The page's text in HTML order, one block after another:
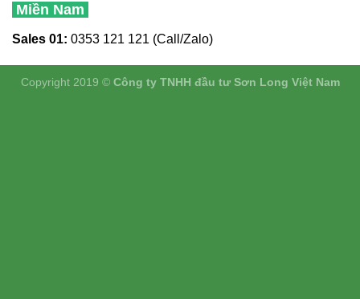
Miền Nam
Sales 01: 0353 121 121 (Call/Zalo)
Copyright 2019 © Công ty TNHH đầu tư Sơn Long Việt Nam